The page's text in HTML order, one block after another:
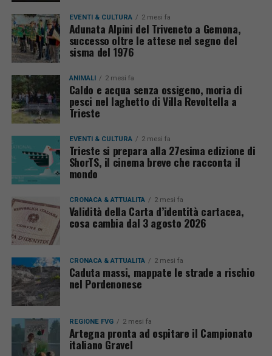
EVENTI & CULTURA 2 mesi fa
Adunata Alpini del Triveneto a Gemona,
successo oltre le attese nel segno del
sisma del 1976
ANIMALI 2 mesi fa
Caldo e acqua senza ossigeno, moria di
pesci nel laghetto di Villa Revoltella a
Trieste
EVENTI & CULTURA 2 mesi fa
Trieste si prepara alla 27esima edizione di
ShorTS, il cinema breve che racconta il
mondo
CRONACA & ATTUALITÀ 2 mesi fa
Validità della Carta d’identità cartacea,
cosa cambia dal 3 agosto 2026
CRONACA & ATTUALITÀ 2 mesi fa
Caduta massi, mappate le strade a rischio
nel Pordenonese
REGIONE FVG 2 mesi fa
Artegna pronta ad ospitare il Campionato
italiano Gravel